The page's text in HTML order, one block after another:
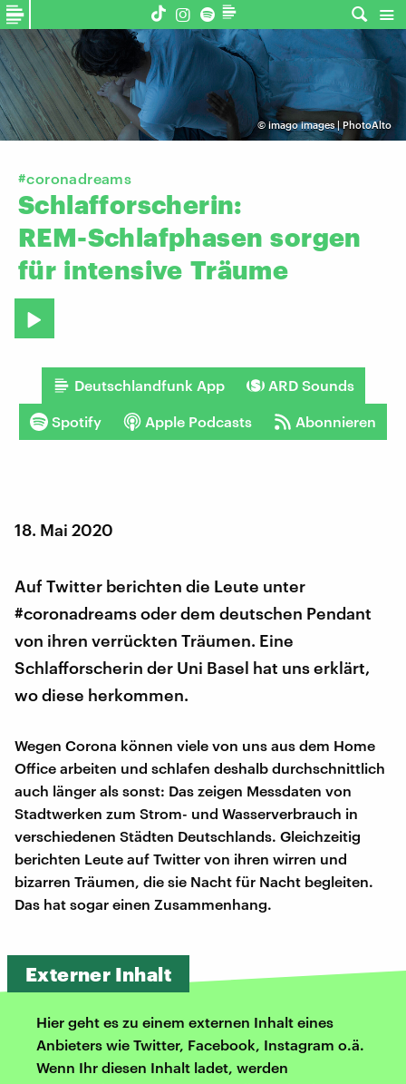
© imago images | PhotoAlto
#coronadreams
Schlafforscherin:
REM-Schlafphasen sorgen
für intensive Träume
Deutschlandfunk App ARD Sounds
Spotify Apple Podcasts Abonnieren
18. Mai 2020
Auf Twitter berichten die Leute unter
#coronadreams oder dem deutschen Pendant
von ihren verrückten Träumen. Eine
Schlafforscherin der Uni Basel hat uns erklärt,
wo diese herkommen.
Wegen Corona können viele von uns aus dem Home
Office arbeiten und schlafen deshalb durchschnittlich
auch länger als sonst: Das zeigen Messdaten von
Stadtwerken zum Strom- und Wasserverbrauch in
verschiedenen Städten Deutschlands. Gleichzeitig
berichten Leute auf Twitter von ihren wirren und
bizarren Träumen, die sie Nacht für Nacht begleiten.
Das hat sogar einen Zusammenhang.
Externer Inhalt
Hier geht es zu einem externen Inhalt eines
Anbieters wie Twitter, Facebook, Instagram o.ä.
Wenn Ihr diesen Inhalt ladet, werden